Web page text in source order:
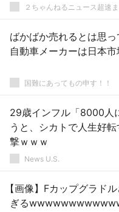
２ちゃんねるニュース超速
ばかばか売れるとは思
自動車メーカーは日本市
国難にあってもの申す！！
29歳インフル「8000人
うと、シカトで人生好
撃ｗｗｗ
News U.S.
【画像】Fカップグラド
ぎる